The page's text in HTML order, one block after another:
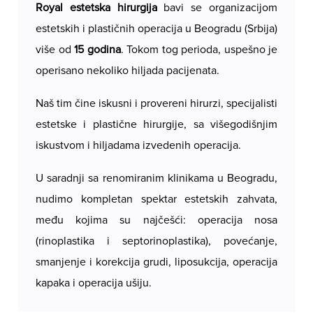
karakteristika i želja svakog pacijenta.
Rezultati septorinoplastike donose višestruku
korist – poboljšanu disajnu funkciju, prirodan
izgled nosa u skladu sa ostatkom lica, povećano
Postoperativni oporavak je individualan, ali
većina pacijenata se vraća svakodnevnim
aktivnostima u roku od 7 do 10 dana, dok se
potpuni estetski efekti uočavaju nakon nekoliko
Ukoliko imate poteškoće sa disanjem ili ste
nezadovoljni izgledom svog nosa,
septorinoplastika predstavlja efikasno i
dugotrajno rešenje. Naš stručni tim vam je na
raspolaganju za sve informacije, konsultacije i
individualnu analizu.
Royal estetska hirurgijabavi se organizacijom
estetskih i plastičnih operacija u Beogradu (Srbija)
više od 15 godina. Tokom tog perioda, uspešno je
operisano nekoliko hiljada pacijenata.
Naš tim čine iskusni i provereni hirurzi, specijalisti
estetske i plastične hirurgije, sa višegodišnjim
iskustvom i hiljadama izvedenih operacija.
U saradnji sa renomiranim klinikama u Beogradu,
nudimo kompletan spektar estetskih zahvata,
među kojima su najčešći: operacija nosa
(rinoplastika i septorinoplastika), povećanje,
smanjenje i korekcija grudi, liposukcija, operacija
kapaka i operacija ušiju.